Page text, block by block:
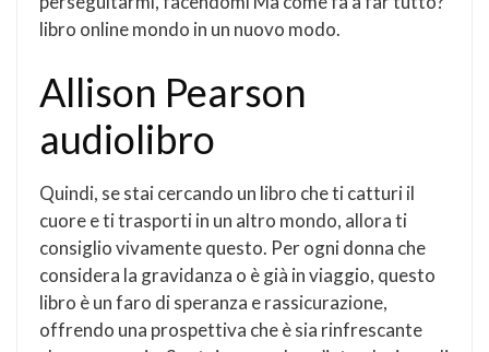
libro online mondo in un nuovo modo.
Allison Pearson
audiolibro
Quindi, se stai cercando un libro che ti catturi il
cuore e ti trasporti in un altro mondo, allora ti
consiglio vivamente questo. Per ogni donna che
considera la gravidanza o è già in viaggio, questo
libro è un faro di speranza e rassicurazione,
offrendo una prospettiva che è sia rinfrescante